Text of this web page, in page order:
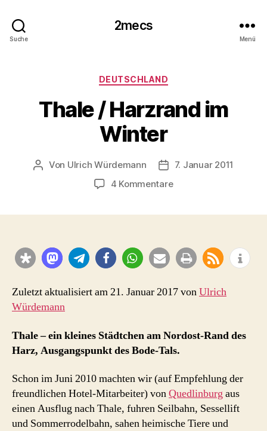
Suche
2mecs
Menü
Kategorien
DEUTSCHLAND
Thale / Harzrand im
Winter
Beitragsautor
Von Ulrich Würdemann Beitragsdatum
7. Januar 2011
4 Kommentarezu
Winter
Zuletzt aktualisiert am 21. Januar 2017 vonUlrich
Würdemann
Thale – ein kleines Städtchen am Nordost-Rand des
Harz, Ausgangspunkt des Bode-Tals.
Schon im Juni 2010 machten wir (auf Empfehlung der
freundlichen Hotel-Mitarbeiter) vonQuedlinburgaus
einen Ausflug nach Thale, fuhren Seilbahn, Sessellift
und Sommerrodelbahn, sahen heimische Tiere und